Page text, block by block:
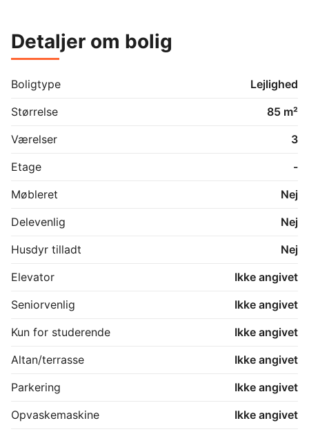
kun reelt ledige boliger uden eksisterende venteliste
på annonceringstidspunktet. Venligst kontakt udlejer
Detaljer om bolig
Boligtype
Lejlighed
Størrelse
85 m²
Værelser
3
Etage
-
Møbleret
Nej
Delevenlig
Nej
Husdyr tilladt
Nej
Elevator
Ikke angivet
Seniorvenlig
Ikke angivet
Kun for studerende
Ikke angivet
Altan/terrasse
Ikke angivet
Parkering
Ikke angivet
Opvaskemaskine
Ikke angivet